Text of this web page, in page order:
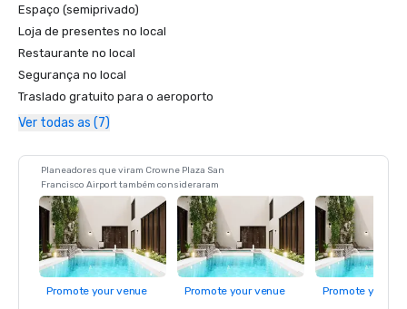
Espaço (semiprivado)
Loja de presentes no local
Restaurante no local
Segurança no local
Traslado gratuito para o aeroporto
Ver todas as (7)
Planeadores que viram Crowne Plaza San
Francisco Airport também consideraram
Promote your venue Promote your venue Promote your